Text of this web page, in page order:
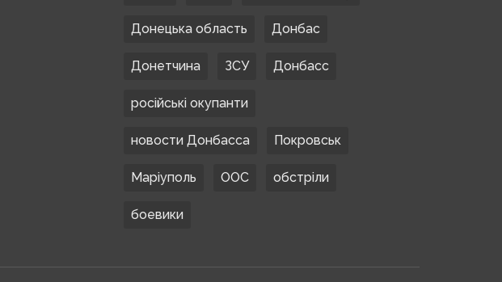
Донецька область Донбас
Донетчина ЗСУ Донбасс
російські окупанти
новости Донбасса Покровськ
Маріуполь ООС обстріли
боевики